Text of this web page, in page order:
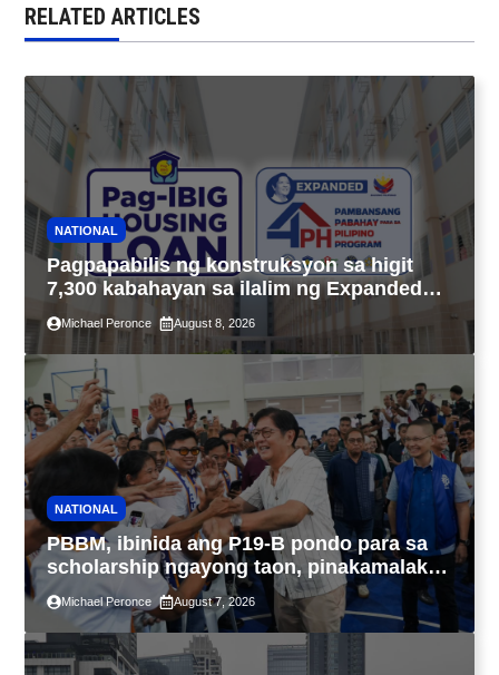
RELATED ARTICLES
NATIONAL
Pagpapabilis ng konstruksyon sa higit
7,300 kabahayan sa ilalim ng Expanded
4PH, posible na sa pagtutulungan ng Pag-
IBIG at P.A. Alvarez
Michael Peronce August 8, 2026
NATIONAL
PBBM, ibinida ang P19-B pondo para sa
scholarship ngayong taon, pinakamalaki
sa kasaysayan ng TESDA
Michael Peronce August 7, 2026